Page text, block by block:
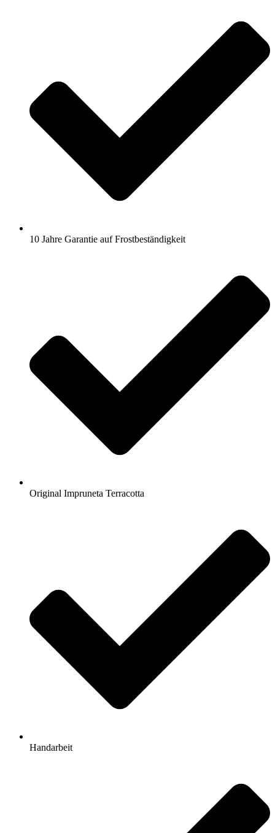
10 Jahre Garantie auf Frostbeständigkeit
Original Impruneta Terracotta
Handarbeit